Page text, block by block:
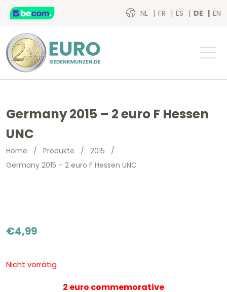
NL FR ES DE EN
Germany 2015 – 2 euro F Hessen
UNC
Home / Produkte / 2015 /
Germany 2015 – 2 euro F Hessen UNC
€4,99
Nicht vorrätig
2 euro commemorative